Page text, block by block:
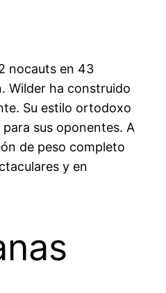
nocauts en 43
Wilder ha construido
Su estilo ortodoxo
sus oponentes. A
de peso completo
y en